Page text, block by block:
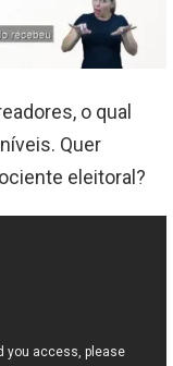
o qual
Quer
eleitoral?